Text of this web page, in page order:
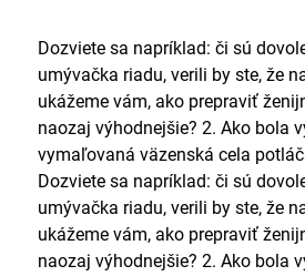
Dozviete sa napríklad: či sú
umývačka riadu, verili by ste, že
ukážeme vám, ako prepraviť
naozaj výhodnejšie? 2. Ako bola
vymaľovaná väzenská cela
Dozviete sa napríklad: či sú
umývačka riadu, verili by ste, že
ukážeme vám, ako prepraviť
naozaj výhodnejšie? 2. Ako bola